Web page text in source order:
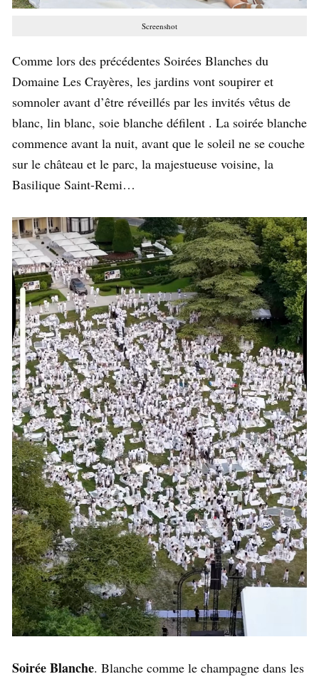
Screenshot
Comme lors des précédentes Soirées Blanches du
Domaine Les Crayères, les jardins vont soupirer et
somnoler avant d’être réveillés par les invités vêtus de
blanc, lin blanc, soie blanche défilent . La soirée blanche
commence avant la nuit, avant que le soleil ne se couche
sur le château et le parc, la majestueuse voisine, la
Basilique Saint-Remi…
Soirée Blanche. Blanche comme le champagne dans les